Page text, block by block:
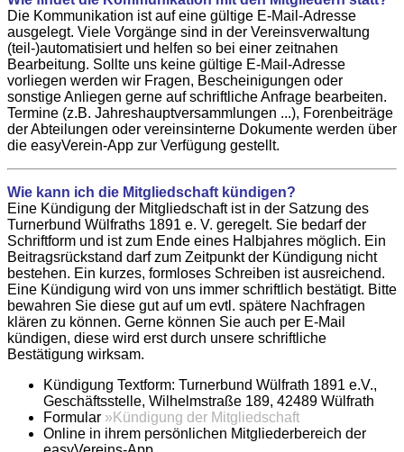
Die Kommunikation ist auf eine gültige E-Mail-Adresse
ausgelegt. Viele Vorgänge sind in der Vereinsverwaltung
(teil-)automatisiert und helfen so bei einer zeitnahen
Bearbeitung. Sollte uns keine gültige E-Mail-Adresse
vorliegen werden wir Fragen, Bescheinigungen oder
sonstige Anliegen gerne auf schriftliche Anfrage bearbeiten.
Termine (z.B. Jahreshauptversammlungen ...), Forenbeiträge
der Abteilungen oder vereinsinterne Dokumente werden über
die easyVerein-App zur Verfügung gestellt.
Wie kann ich die Mitgliedschaft kündigen?
Eine Kündigung der Mitgliedschaft ist in der Satzung des
Turnerbund Wülfraths 1891 e. V. geregelt. Sie bedarf der
Schriftform und ist zum Ende eines Halbjahres möglich. Ein
Beitragsrückstand darf zum Zeitpunkt der Kündigung nicht
bestehen. Ein kurzes, formloses Schreiben ist ausreichend.
Eine Kündigung wird von uns immer schriftlich bestätigt. Bitte
bewahren Sie diese gut auf um evtl. spätere Nachfragen
klären zu können. Gerne können Sie auch per E-Mail
kündigen, diese wird erst durch unsere schriftliche
Bestätigung wirksam.
Kündigung Textform: Turnerbund Wülfrath 1891 e.V.,
Geschäftsstelle, Wilhelmstraße 189, 42489 Wülfrath
Formular »Kündigung der Mitgliedschaft
Online in ihrem persönlichen Mitgliederbereich der